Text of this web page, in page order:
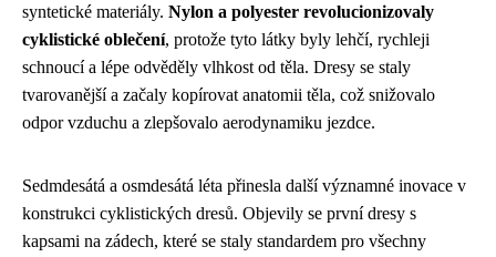
syntetické materiály. Nylon a polyester revolucionizovaly
cyklistické oblečení, protože tyto látky byly lehčí, rychleji
schnoucí a lépe odvěděly vlhkost od těla. Dresy se staly
tvarovanější a začaly kopírovat anatomii těla, což snižovalo
odpor vzduchu a zlepšovalo aerodynamiku jezdce.
Sedmdesátá a osmdesátá léta přinesla další významné inovace v
konstrukci cyklistických dresů. Objevily se první dresy s
kapsami na zádech, které se staly standardem pro všechny